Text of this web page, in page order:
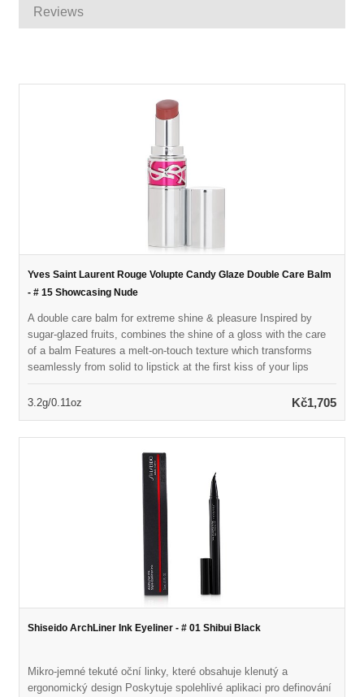
Reviews
Yves Saint Laurent Rouge Volupte Candy Glaze Double Care Balm
- # 15 Showcasing Nude
A double care balm for extreme shine & pleasure Inspired by
sugar-glazed fruits, combines the shine of a gloss with the care
of a balm Features a melt-on-touch texture which transforms
seamlessly from solid to lipstick at the first kiss of your lips
Acid, nourishing Vitamin E, soothing cold-pressed mango oil &
3.2g/0.11oz Kč1,705
Shiseido ArchLiner Ink Eyeliner - # 01 Shibui Black
Mikro-jemné tekuté oční linky, které obsahuje klenutý a
ergonomický design Poskytuje spolehlivé aplikaci pro definování